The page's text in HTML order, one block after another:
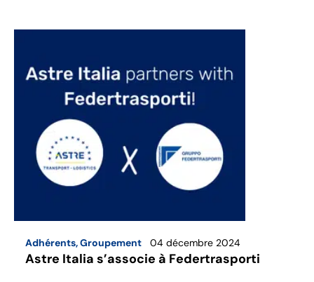
Adhérents,Groupement 04 décembre 2024
Astre Italia s’associe à Federtrasporti